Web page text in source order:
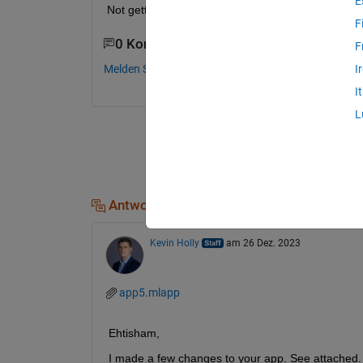
Not getting the output in the app interface even
0 Kommentare
Melden Sie sich an, um zu kommentieren.
Antworten (1)
Kevin Holly am 26 Dez. 2023
app5.mlapp
Ehtisham,
I made a few changes to your app. See